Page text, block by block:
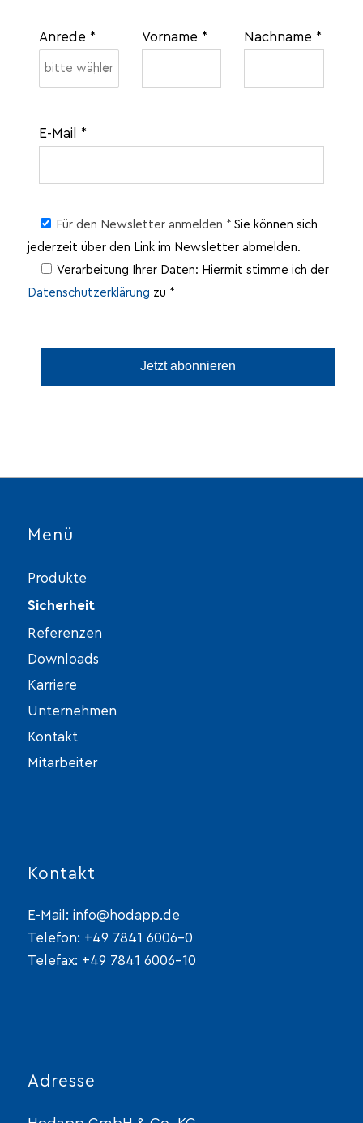
Anrede * Vorname * Nachname *
E-Mail *
Für den Newsletter anmelden * Sie können sich
jederzeit über den Link im Newsletter abmelden.
Verarbeitung Ihrer Daten: Hiermit stimme ich der
Datenschutzerklärung zu *
Menü
Produkte
Sicherheit
Referenzen
Downloads
Karriere
Unternehmen
Kontakt
Mitarbeiter
Kontakt
E-Mail: info@hodapp.de
Telefon: +49 7841 6006-0
Telefax: +49 7841 6006-10
Adresse